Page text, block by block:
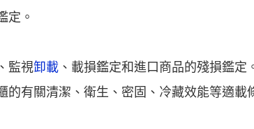
定。
監視卸載 、載損鑑定和進口商品的殘損鑑定
的有關清潔、衛生、密固、冷藏效能等適載